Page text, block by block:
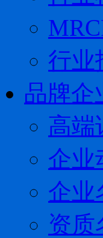
行业
品牌企
高端
企业
企业
资质